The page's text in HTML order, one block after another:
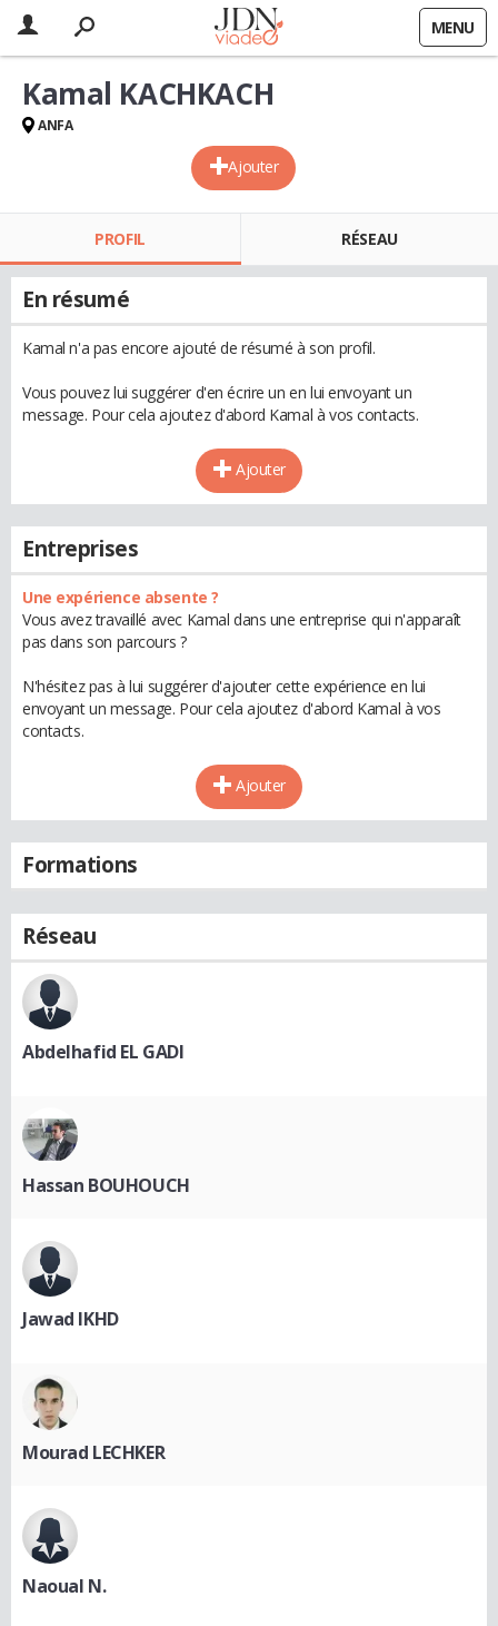
MENU
Ajouter
Kamal KACHKACH
ANFA
PROFIL RÉSEAU
En résumé
Kamal n'a pas encore ajouté de résumé à son profil.
Vous pouvez lui suggérer d'en écrire un en lui envoyant un
message. Pour cela ajoutez d'abord Kamal à vos contacts.
Ajouter
Entreprises
Une expérience absente ?
Vous avez travaillé avec Kamal dans une entreprise qui n'apparaît
pas dans son parcours ?
N'hésitez pas à lui suggérer d'ajouter cette expérience en lui
envoyant un message. Pour cela ajoutez d'abord Kamal à vos
contacts.
Ajouter
Formations
Réseau
Abdelhafid EL GADI
Hassan BOUHOUCH
Jawad IKHD
Mourad LECHKER
Naoual N.